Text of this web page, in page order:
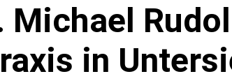
Michael
in